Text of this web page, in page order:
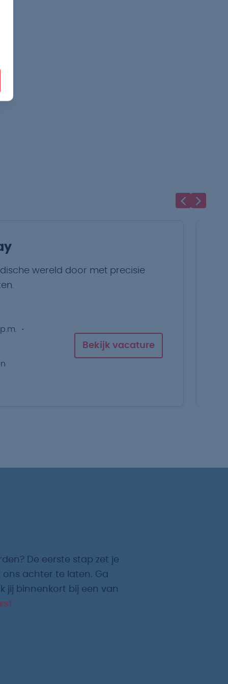
wereld door met precisie
Bekijk vacature
De eerste stap zet je
achter te laten. Ga
jij binnenkort bij een van